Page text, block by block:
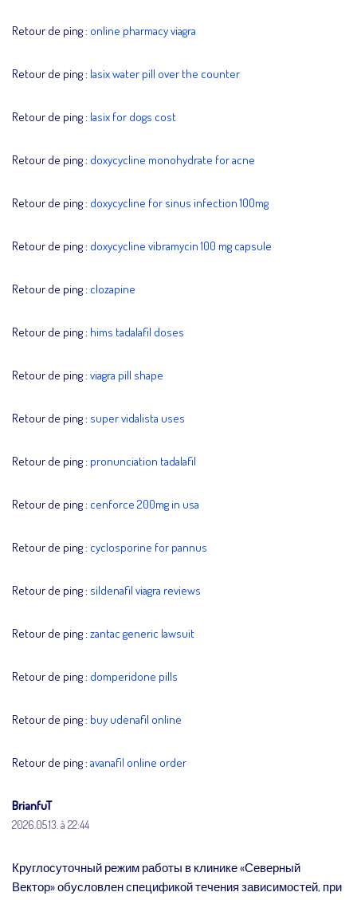
Retour de ping : online pharmacy viagra
Retour de ping : lasix water pill over the counter
Retour de ping : lasix for dogs cost
Retour de ping : doxycycline monohydrate for acne
Retour de ping : doxycycline for sinus infection 100mg
Retour de ping : doxycycline vibramycin 100 mg capsule
Retour de ping : clozapine
Retour de ping : hims tadalafil doses
Retour de ping : viagra pill shape
Retour de ping : super vidalista uses
Retour de ping : pronunciation tadalafil
Retour de ping : cenforce 200mg in usa
Retour de ping : cyclosporine for pannus
Retour de ping : sildenafil viagra reviews
Retour de ping : zantac generic lawsuit
Retour de ping : domperidone pills
Retour de ping : buy udenafil online
Retour de ping : avanafil online order
BrianfuT
2026.05.13. à 22:44
Круглосуточный режим работы в клинике «Северный
Вектор» обусловлен спецификой течения зависимостей, при